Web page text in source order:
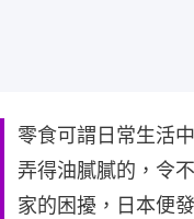
零食可謂日常生活
弄得油膩膩的，令
家的困擾，日本便